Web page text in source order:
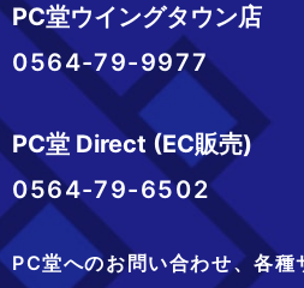
PC堂ウイングタウン店
0564-79-9977
PC堂 Direct (EC販売)
0564-79-6502
PC堂へのお問い合わせ、各種